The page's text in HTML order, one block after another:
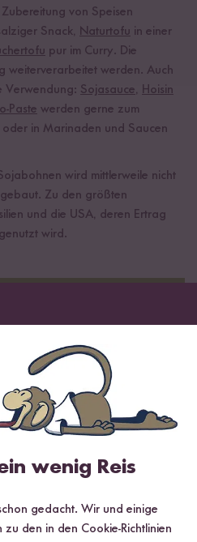
von Speisen
Snack, Naturtofu in einer
pur im Curry. Die
weiterverarbeitet werden. Auch
Verwendung: Sojasauce, Hoisin
Paste werden gerne zum
oder in Marinaden und Saucen
wird mittlerweile nicht
Zu den größten
und die USA, deren Ertrag
wird.
wenig Reis
gedacht. Wir und einige
zu den in den Cookie-Richtlinien